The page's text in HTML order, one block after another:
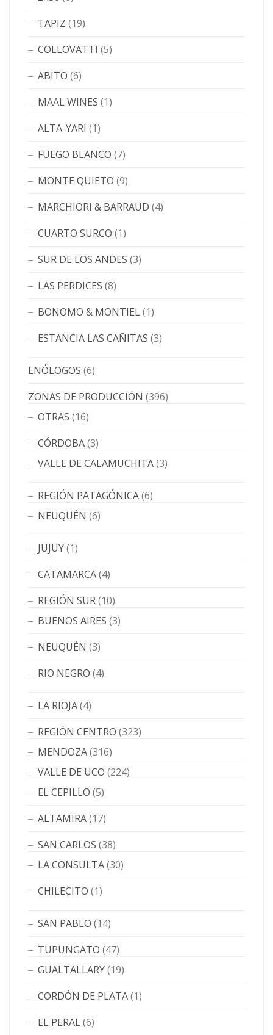
TAPIZ (19)
COLLOVATTI (5)
ABITO (6)
MAAL WINES (1)
ALTA-YARI (1)
FUEGO BLANCO (7)
MONTE QUIETO (9)
MARCHIORI & BARRAUD (4)
CUARTO SURCO (1)
SUR DE LOS ANDES (3)
LAS PERDICES (8)
BONOMO & MONTIEL(1)
ESTANCIA LAS CAÑITAS (3)
ENÓLOGOS (6)
ZONAS DE PRODUCCIÓN (396)
OTRAS (16)
CÓRDOBA(3)
VALLE DE CALAMUCHITA(3)
REGIÓN PATAGÓNICA(6)
NEUQUÉN (6)
JUJUY(1)
CATAMARCA(4)
REGIÓN SUR(10)
BUENOS AIRES (3)
NEUQUÉN (3)
RIO NEGRO (4)
LA RIOJA(4)
REGIÓN CENTRO (323)
MENDOZA(316)
VALLE DE UCO (224)
EL CEPILLO (5)
ALTAMIRA(17)
SAN CARLOS (38)
LA CONSULTA(30)
CHILECITO (1)
SAN PABLO (14)
TUPUNGATO (47)
GUALTALLARY(19)
CORDÓN DE PLATA(1)
EL PERAL(6)